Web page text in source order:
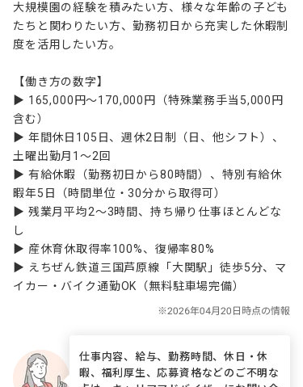
大規模園の経験を積みたい方、様々な年齢の子ども
たちと関わりたい方、勤務初日から充実した休暇制
度を活用したい方。
【働き方の数字】
▶ 165,000円～170,000円（特殊業務手当5,000円
含む）
▶ 年間休日105日、週休2日制（日、他シフト）、
土曜出勤月1～2回
▶ 有給休暇（勤務初日から80時間）、特別有給休
暇年5日（時間単位・30分から取得可）
▶ 残業月平均2～3時間、持ち帰り仕事ほとんどな
し
▶ 産休育休取得率100%、復帰率80%
▶ えちぜん鉄道三国芦原線「大関駅」徒歩5分、マ
イカー・バイク通勤OK（無料駐車場完備）
仕事内容、給与、勤務時間、休日・休
暇、福利厚生、応募資格などのご不明な